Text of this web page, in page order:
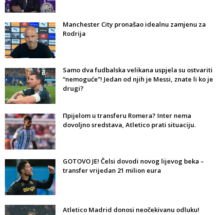
Manchester City pronašao idealnu zamjenu za
Rodrija
Samo dva fudbalska velikana uspjela su ostvariti
“nemoguće”! Jedan od njih je Messi, znate li ko je
drugi?
Прijelom u transferu Romera? Inter nema
dovoljno sredstava, Atletico prati situaciju.
GOTOVO JE! Čelsi dovodi novog lijevog beka –
transfer vrijedan 21 milion eura
Atletico Madrid donosi neočekivanu odluku!